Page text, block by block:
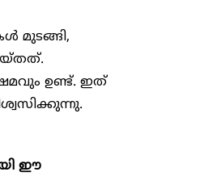
മുടങ്ങി,
ഉണ്ട്. ഇത്
ഈ